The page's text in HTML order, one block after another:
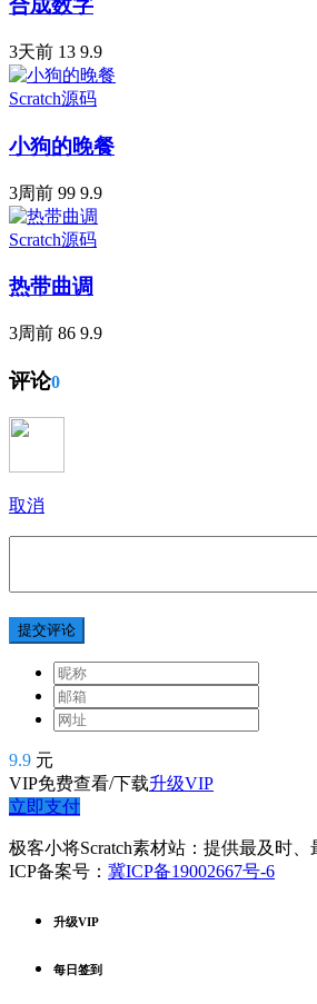
合成数字
3天前 13 9.9
Scratch源码
小狗的晚餐
3周前 99 9.9
Scratch源码
热带曲调
3周前 86 9.9
评论0
取消
提交评论
9.9 元
VIP免费查看/下载升级VIP
立即支付
极客小将Scratch素材站：提供最及时
ICP备案号： 冀ICP备19002667号-6
升级VIP
每日签到